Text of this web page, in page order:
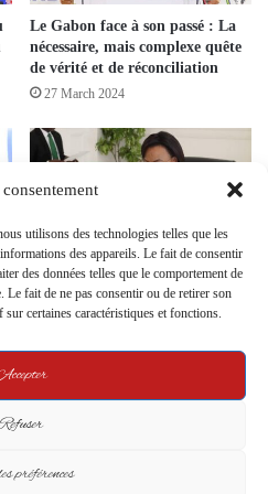
utilisons des technologies telles que les
des appareils. Le fait de consentir
des données telles que le comportement de
fait de ne pas consentir ou de retirer son
certaines caractéristiques et fonctions.
Refuser
préférences
Le Gabon face à son passé : La
nécessaire, mais complexe quête
de vérité et de réconciliation
27 March 2024
Le Sénat de la Transition
renforce ses capacités législatives
9 September 2024